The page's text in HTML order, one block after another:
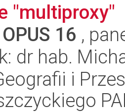
"multiproxy"
OPUS 16 ,
dr hab.
i